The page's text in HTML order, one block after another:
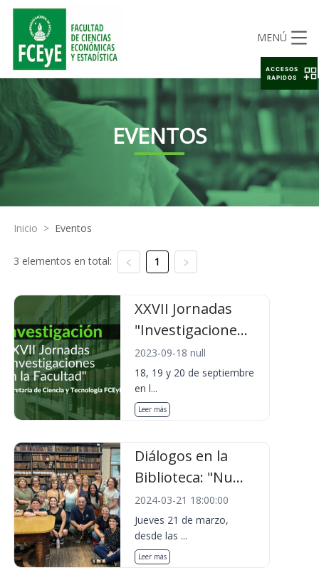
MENÚ
EVENTOS
Inicio > Eventos
3 elementos en total: 1
XXVII Jornadas
"Investigacione...
2023-09-18 null
18, 19 y 20 de septiembre
en l...
Leer más
Diálogos en la
Biblioteca: "Nu...
2024-03-21 18:00:00
Jueves 21 de marzo,
desde las ...
Leer más
ACCESOS
RAPIDOS